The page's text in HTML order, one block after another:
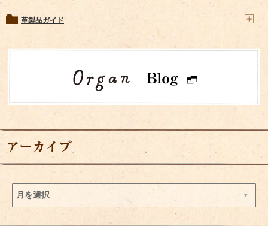
革製品ガイド
アーカイブ